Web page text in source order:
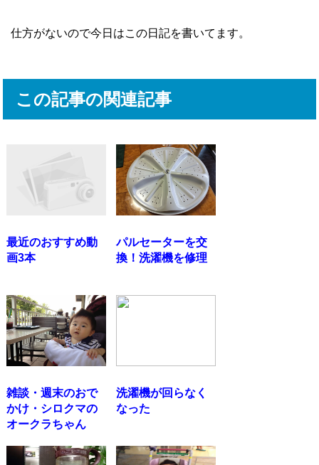
仕方がないので今日はこの日記を書いてます。
この記事の関連記事
最近のおすすめ動
画3本
パルセーターを交
換！洗濯機を修理
雑談・週末のおで
かけ・シロクマの
オークラちゃん
洗濯機が回らなく
なった